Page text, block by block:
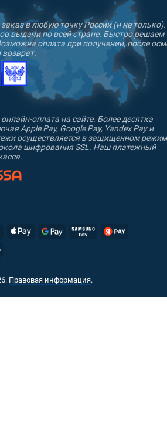
в любую точку России (и не только).
выдачи по всей стране. Быстро решаем
оплата при получении, после
оплата на сайте. Более десятка
Apple Pay, Google Pay, Yandex Pay и
осуществляется в защищенном
шифрования SSL. Наш платежный
Правовая информация.